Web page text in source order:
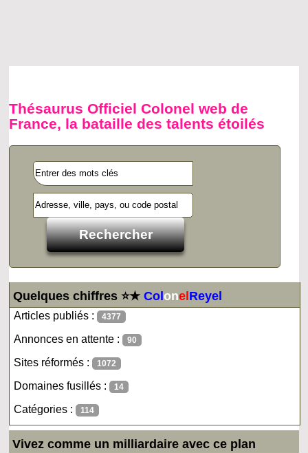
Thésaurus Officiel Colonel web de
France, la bataille des talents étoilés
Quelques chiffres ⭐★ColonelReyel
Articles publiés : 4377
Annonces en attente : 90
Sites réformés : 1072
Domaines fusillés : 14
Catégories : 114
Vivez comme un milliardaire avec ce plan